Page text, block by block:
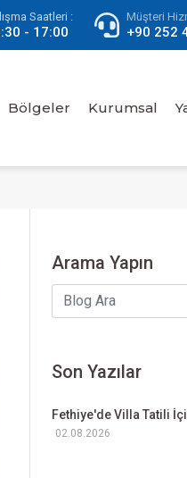
Saatleri :
- 17:00
Müşteri
+90 252
Bölgeler Kurumsal
Arama Yapın
Son Yazılar
Fethiye'de Villa Tatili
02.08.2026